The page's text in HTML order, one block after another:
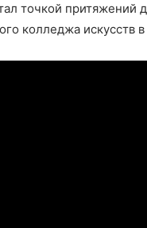
точкой притяжений
колледжа искусств